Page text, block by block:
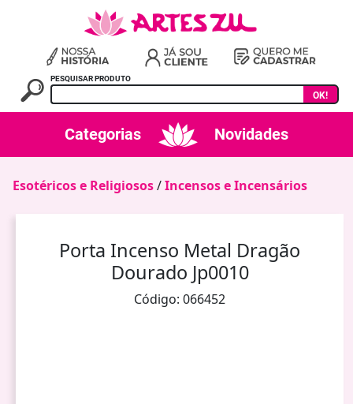
PESQUISAR PRODUTO
OK!
Categorias Novidades
Esotéricos e Religiosos/Incensos e Incensários
Porta Incenso Metal Dragão
Dourado Jp0010
Código: 066452